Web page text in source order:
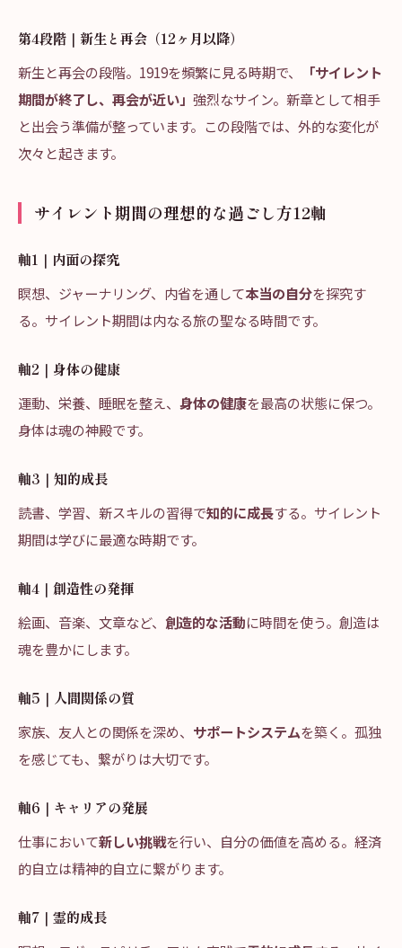
第4段階｜新生と再会（12ヶ月以降）
新生と再会の段階。1919を頻繁に見る時期で、
「サイレント
期間が終了し、再会が近い」 強烈なサイン。新章として相手
と出会う準備が整っています。この段階では、外的な変化が
次々と起きます。
サイレント期間の理想的な過ごし方12軸
軸1｜内面の探究
瞑想、ジャーナリング、内省を通して本当の自分を探究す
る。サイレント期間は内なる旅の聖なる時間です。
軸2｜身体の健康
運動、栄養、睡眠を整え、 身体の健康を最高の状態に保つ。
身体は魂の神殿です。
軸3｜知的成長
読書、学習、新スキルの習得で知的に成長する。サイレント
期間は学びに最適な時期です。
軸4｜創造性の発揮
絵画、音楽、文章など、 創造的な活動に時間を使う。創造は
魂を豊かにします。
軸5｜人間関係の質
家族、友人との関係を深め、 サポートシステムを築く。孤独
を感じても、繋がりは大切です。
軸6｜キャリアの発展
仕事において新しい挑戦を行い、自分の価値を高める。経済
的自立は精神的自立に繋がります。
軸7｜霊的成長